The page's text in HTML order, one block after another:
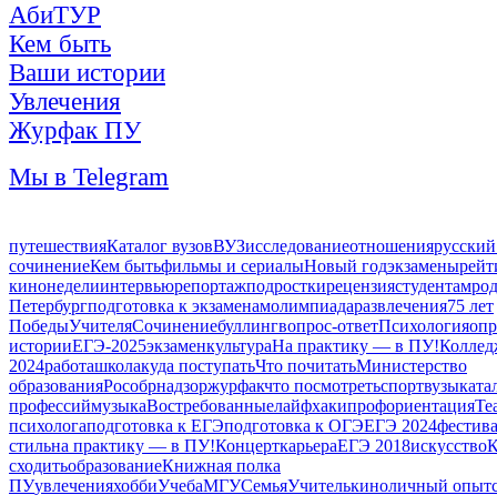
АбиТУР
Кем быть
Ваши истории
Увлечения
Журфак ПУ
Мы в Telegram
путешествияКаталог вузовВУЗисследованиеотношения
сочинениеКем бытьфильмы и сериалыНовый годэкзамены
кинонеделиинтервьюрепортажподросткирецензиястудентам
Петербургподготовка к экзаменамолимпиадаразвлечения75 лет
ПобедыУчителяСочинениебуллингвопрос-ответПсихология
историиЕГЭ-2025экзаменкультураНа практику — в ПУ!
2024работашколакуда поступатьЧто почитатьМинистерство
образованияРособрнадзоржурфакчто посмотретьспортвузы
профессиймузыкаВостребованныелайфхакипрофориентация
психологаподготовка к ЕГЭподготовка к ОГЭЕГЭ 2024
стильна практику — в ПУ!КонцерткарьераЕГЭ 2018искусство
сходитьобразованиеКнижная полка
ПУувлеченияхоббиУчебаМГУСемьяУчителькиноличный опыт